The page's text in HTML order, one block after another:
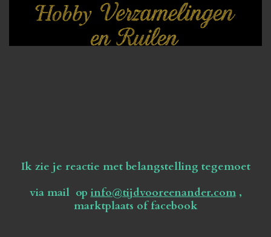
Ik zie je reactie met belangstelling tegemoet
via mail opinfo@tijdvooreenander.com,
marktplaats of facebook